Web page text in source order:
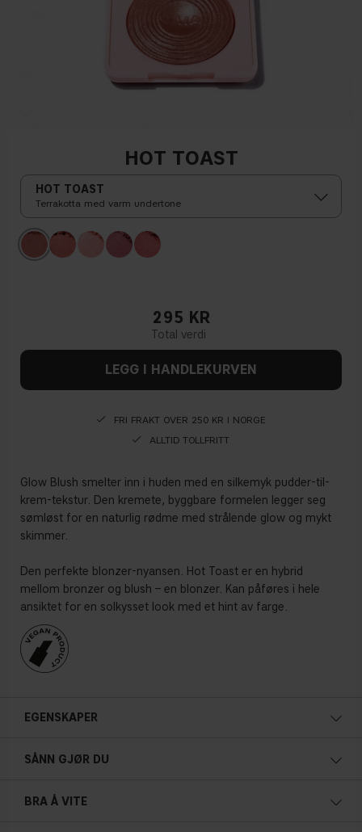
HOT TOAST
295 KR
Glow Blush smelter inn i huden med en silkemyk pudder-til-
krem-tekstur. Den kremete, byggbare formelen legger seg
sømløst for en naturlig rødme med strålende glow og mykt
skimmer.
Den perfekte blonzer-nyansen. Hot Toast er en hybrid
mellom bronzer og blush – en blonzer. Kan påføres i hele
ansiktet for en solkysset look med et hint av farge.
HOT TOAST
Terrakotta med varm undertone
LEGG I HANDLEKURVEN
FRI FRAKT OVER 250 KR I NORGE
ALLTID TOLLFRITT
EGENSKAPER
Kremet
SÅNN GJØR DU
BRA Å VITE